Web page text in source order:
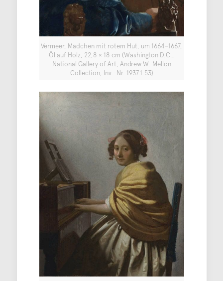
Vermeer, Mädchen mit rotem Hut, um 1664−1667,
Öl auf Holz, 22,8 × 18 cm (Washington D.C.,
National Gallery of Art, Andrew W. Mellon
Collection, Inv.-Nr. 1937.1.53)